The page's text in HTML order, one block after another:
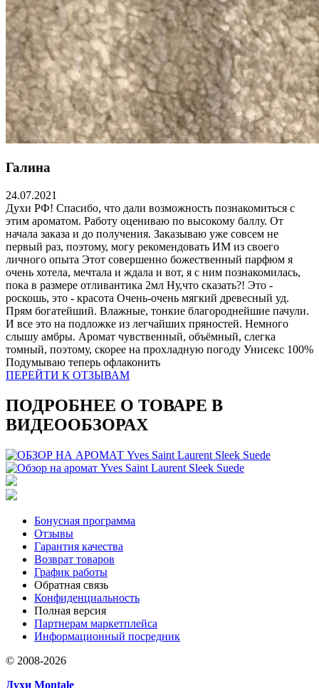
Галина
24.07.2021
Духи РФ! Спасибо, что дали возможность познакомиться с
этим ароматом. Работу оцениваю по высокому баллу. От
начала заказа и до получения. Заказываю уже совсем не
первый раз, поэтому, могу рекомендовать ИМ из своего
личного опыта Этот совершенно божественный парфюм я
очень хотела, мечтала и ждала и вот, я с ним познакомилась,
пока в размере отливантика 2мл Ну,что сказать?! Это -
роскошь, это - красота Очень-очень мягкий древесный уд.
Прям богатейший. Влажные, тонкие благороднейшие пачули.
И все это на подложке из легчайших пряностей. Немного
слышу амбры. Аромат чувственный, объёмный, слегка
томный, поэтому, скорее на прохладную погоду Унисекс 100%
Подумываю теперь офлаконить
ПЕРЕЙТИ К ОТЗЫВАМ
ПОДРОБНЕЕ О ТОВАРЕ В
ВИДЕООБЗОРАХ
Бонусная программа
Отзывы
Гарантия качества
Возврат товаров
График работы
Обратная связь
Конфиденциальность
Полная версия
Партнерам маркетплейса
Информационный посредник
© 2008-2026
Духи Montale